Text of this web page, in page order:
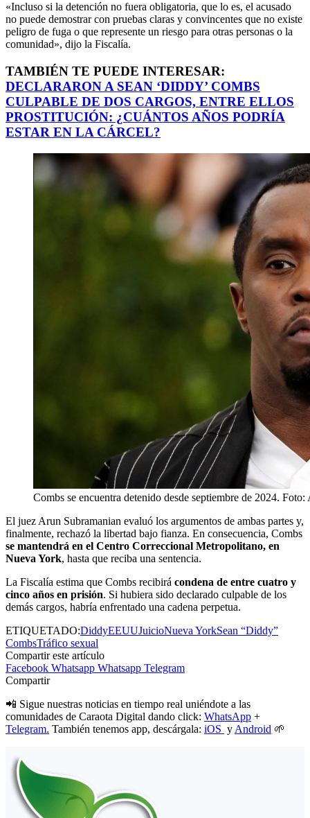
«Incluso si la detención no fuera obligatoria, que lo es, el acusado
no puede demostrar con pruebas claras y convincentes que no existe
peligro de fuga o que represente un riesgo para otras personas o la
comunidad», dijo la Fiscalía.
TAMBIÉN TE PUEDE INTERESAR:
DECLARARON A SEAN ‘DIDDY’ COMBS
CULPABLE DE DOS CARGOS, ENTRE ELLOS
PROSTITUCIÓN: ¿CUÁNTOS AÑOS PODRÍA
ESTAR EN LA CÁRCEL?
Combs se encuentra detenido desde septiembre de 2024.
El juez Arun Subramanian evaluó los argumentos de ambas partes y,
finalmente, rechazó la libertad bajo fianza. En consecuencia, Combs
se mantendrá en el Centro Correccional Metropolitano, en
Nueva York, hasta que reciba una sentencia.
La Fiscalía estima que Combs recibirá condena de entre cuatro y
cinco años en prisión. Si hubiera sido declarado culpable de los
demás cargos, habría enfrentado una cadena perpetua.
ETIQUETADO:DiddyEEUUJuicioNueva YorkSean “Diddy”
CombsTráfico sexual
Compartir este artículo
Facebook Whatsapp Whatsapp Telegram
Compartir
📲 Sigue nuestras noticias en tiempo real uniéndote a las
comunidades de Caraota Digital dando click: WhatsApp +
Telegram. También tenemos app, descárgala: iOS y Android 🌱